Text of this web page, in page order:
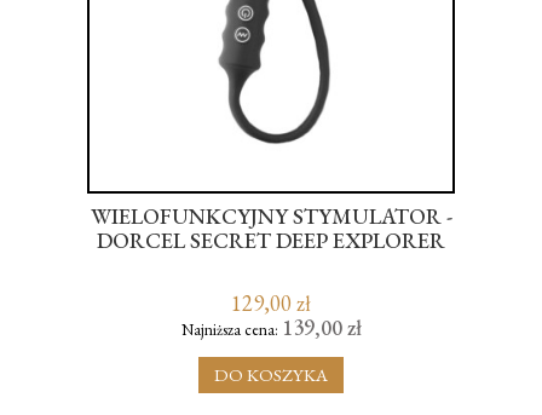
WIELOFUNKCYJNY STYMULATOR -
DORCEL SECRET DEEP EXPLORER
129,00 zł
Najniższa cena: 139,00 zł
DO KOSZYKA